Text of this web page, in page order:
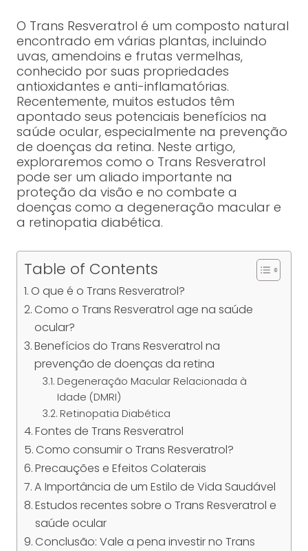
O Trans Resveratrol é um composto natural
encontrado em várias plantas, incluindo
uvas, amendoins e frutas vermelhas,
conhecido por suas propriedades
antioxidantes e anti-inflamatórias.
Recentemente, muitos estudos têm
apontado seus potenciais benefícios na
saúde ocular, especialmente na prevenção
de doenças da retina. Neste artigo,
exploraremos como o Trans Resveratrol
pode ser um aliado importante na
proteção da visão e no combate a
doenças como a degeneração macular e
a retinopatia diabética.
Table of Contents
O que é o Trans Resveratrol?
Como o Trans Resveratrol age na saúde
ocular?
Benefícios do Trans Resveratrol na
prevenção de doenças da retina
Degeneração Macular Relacionada à
Idade (DMRI)
Retinopatia Diabética
Fontes de Trans Resveratrol
Como consumir o Trans Resveratrol?
Precauções e Efeitos Colaterais
A Importância de um Estilo de Vida Saudável
Estudos recentes sobre o Trans Resveratrol e
saúde ocular
Conclusão: Vale a pena investir no Trans